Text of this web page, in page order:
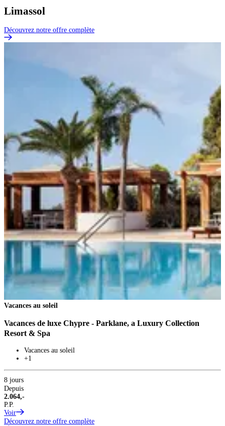
Limassol
Découvrez notre offre complète
Vacances au soleil
Vacances de luxe Chypre - Parklane, a Luxury Collection
Resort & Spa
Vacances au soleil
+1
8 jours
Depuis
2.064,-
P.P.
Voir
Découvrez notre offre complète